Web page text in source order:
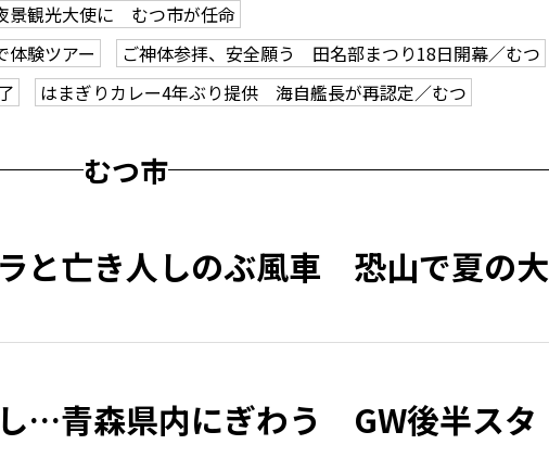
景観光大使に むつ市が任命
験ツアー
ご神体参拝、安全願う 田名部まつり18日開幕／むつ
はまぎりカレー4年ぶり提供 海自艦長が再認定／むつ
むつ市
と亡き人しのぶ風車 恐山で夏の大
…青森県内にぎわう GW後半スタ